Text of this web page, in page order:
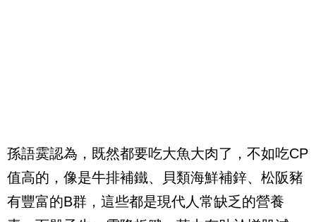
孫語霙認為，既然都要吃大魚大肉了，不如吃CP
值高的，像是牛排補鐵、貝類海鮮補鋅、松阪豬
有豐富的B群，這些都是現代人常缺乏的營養